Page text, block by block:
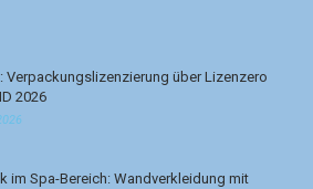
Verpackungslizenzierung über Lizenzero
2026
im Spa-Bereich: Wandverkleidung mit